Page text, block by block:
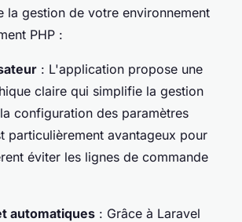
la gestion de votre environnement
PHP :
: L'application propose une
claire qui simplifie la gestion
configuration des paramètres
particulièrement avantageux pour
éviter les lignes de commande
automatiques : Grâce à Laravel